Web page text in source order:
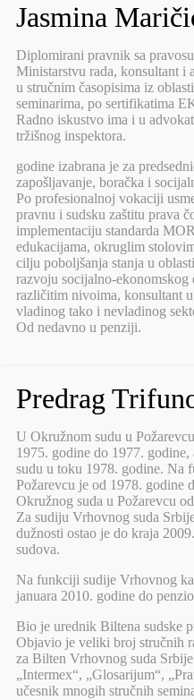
Jasmina
Diplomirani pravnik sa
Ministarstvu rada, konsultant i
u stručnim časopisima iz
seminarima, po sertifikatima
Radno iskustvo ima i u
tržišnog inspektora.
godine izabrana je za
zapošljavanje, boračka i
Po profesionalnoj vokaciji
pravnu i sudsku zaštitu prava
implementaciju standarda
edukacijama, okruglim
cilju poboljšanja stanja u
razvoju socijalno-
različitim nivoima, konsultant
vladinog tako i nevladinog
Od nedavno u penziji.
Predrag
U Okružnom sudu u
1975. godine do 1977.
sudu u toku 1978. godine. Na
Požarevcu je od 1978. godine
Okružnog suda u Požarevcu
Za sudiju Vrhovnog suda
dužnosti ostao je do kraja
sudova.
Na funkciji sudije Vrhovnog
januara 2010. godine do
Bio je urednik Biltena sudske
Objavio je veliki broj stručnih
za Bilten Vrhovnog suda
„Intermex“, „Glosarijum“,
učesnik mnogih stručnih